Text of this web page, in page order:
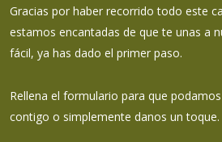
Gracias por haber recorrido todo este
estamos encantadas de que te unas a
fácil, ya has dado el primer paso.
Rellena el formulario para que
contigo o simplemente danos un toque.